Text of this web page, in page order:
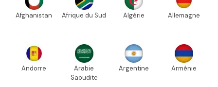
Afghanistan Afrique du Sud Algérie Allemagne
Andorre
Arabie
Saoudite
Argentine Arménie